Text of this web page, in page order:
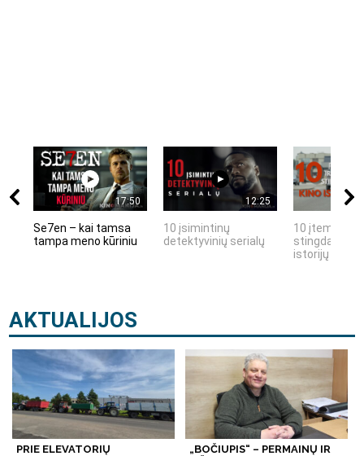
17:50
Se7en – kai tamsa
tampa meno kūriniu
12:25
10 įsimintinų
detektyvinių serialų
10 įtemptų,
stingdančių
istorijų
AKTUALIJOS
PRIE ELEVATORIŲ
„BOČIUPIS“ – PERMAINŲ IR